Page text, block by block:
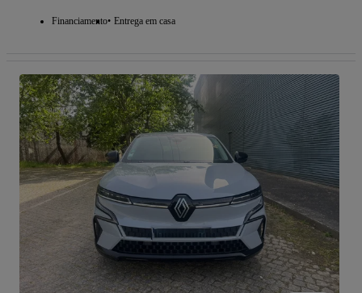
Financiamento Entrega em casa